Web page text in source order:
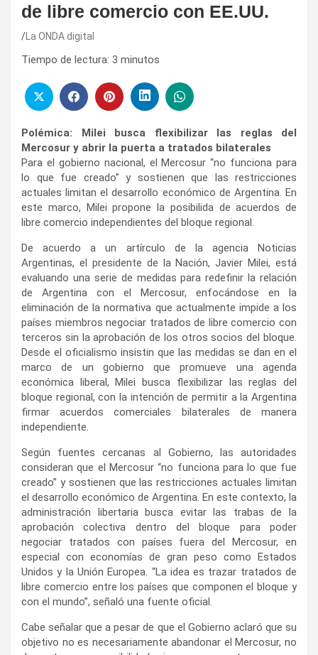
de libre comercio con EE.UU.
La ONDA digital
Tiempo de lectura: 3 minutos
Polémica: Milei busca flexibilizar las reglas del
Mercosur y abrir la puerta a tratados bilaterales
Para el gobierno nacional, el Mercosur “no funciona para
lo que fue creado” y sostienen que las restricciones
actuales limitan el desarrollo económico de Argentina. En
este marco, Milei propone la posibilida de acuerdos de
libre comercio independientes del bloque regional.
De acuerdo a un artírculo de la agencia Noticias
Argentinas, el presidente de la Nación, Javier Milei, está
evaluando una serie de medidas para redefinir la relación
de Argentina con el Mercosur, enfocándose en la
eliminación de la normativa que actualmente impide a los
países miembros negociar tratados de libre comercio con
terceros sin la aprobación de los otros socios del bloque.
Desde el oficialismo insistin que las medidas se dan en el
marco de un gobierno que promueve una agenda
económica liberal, Milei busca flexibilizar las reglas del
bloque regional, con la intención de permitir a la Argentina
firmar acuerdos comerciales bilaterales de manera
independiente.
Según fuentes cercanas al Gobierno, las autoridades
consideran que el Mercosur “no funciona para lo que fue
creado” y sostienen que las restricciones actuales limitan
el desarrollo económico de Argentina. En este contexto, la
administración libertaria busca evitar las trabas de la
aprobación colectiva dentro del bloque para poder
negociar tratados con países fuera del Mercosur, en
especial con economías de gran peso como Estados
Unidos y la Unión Europea. “La idea es trazar tratados de
libre comercio entre los países que componen el bloque y
con el mundo”, señaló una fuente oficial.
Cabe señalar que a pesar de que el Gobierno aclaró que su
objetivo no es necesariamente abandonar el Mercosur, no